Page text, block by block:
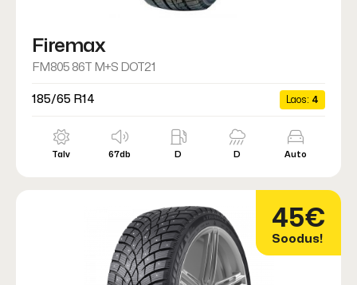
Firemax
FM805 86T M+S DOT21
185/65 R14 Laos: 4
Talv 67db D D Auto
45€
Soodus!